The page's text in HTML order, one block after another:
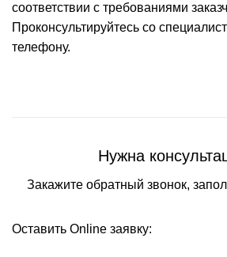
соответствии с требованиями
Проконсультируйтесь со
телефону.
Нужна
Закажите обратный звонок,
Оставить Online заявку: